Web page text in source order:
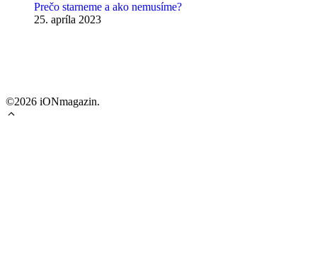
Prečo starneme a ako nemusíme?
25. apríla 2023
©2026 iONmagazin.